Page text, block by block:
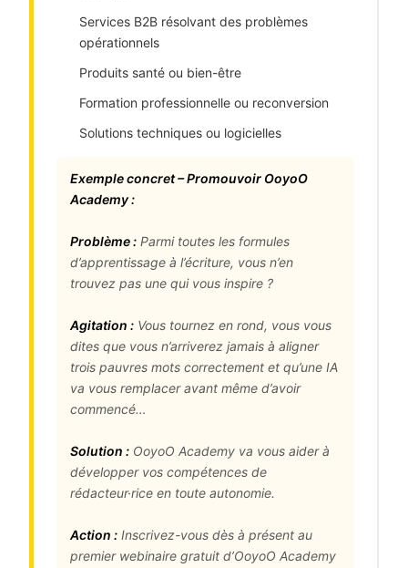
Services B2B résolvant des problèmes
opérationnels
Produits santé ou bien-être
Formation professionnelle ou reconversion
Solutions techniques ou logicielles
Exemple concret – Promouvoir OoyoO
Academy :
Problème : Parmi toutes les formules
d’apprentissage à l’écriture, vous n’en
trouvez pas une qui vous inspire ?
Agitation : Vous tournez en rond, vous vous
dites que vous n’arriverez jamais à aligner
trois pauvres mots correctement et qu’une IA
va vous remplacer avant même d’avoir
commencé…
Solution : OoyoO Academy va vous aider à
développer vos compétences de
rédacteur·rice en toute autonomie.
Action : Inscrivez-vous dès à présent au
premier webinaire gratuit d’OoyoO Academy